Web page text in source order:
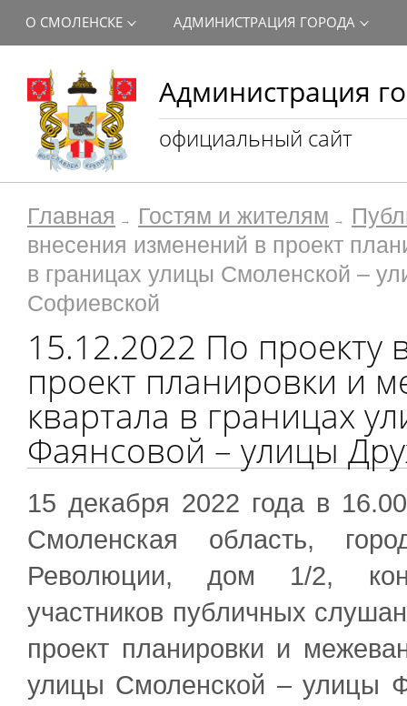
Администрация
официальный сайт
О СМОЛЕНСКЕ АДМИНИСТРАЦИЯ ГОРОДА
Главная Гостям и жителям
внесения изменений в проект
в границах улицы Смоленской –
Софиевской
15.12.2022 По проекту
проект планировки и
квартала в границах
Фаянсовой – улицы
15 декабря 2022 года в
Смоленская область,
Революции, дом 1/2,
участников публичных
проект планировки и
улицы Смоленской – улицы